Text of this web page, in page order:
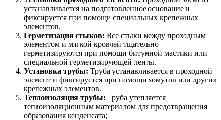
устанавливается на подготовленное основание и
фиксируется при помощи специальных крепежных
элементов.
Герметизация стыков: Все стыки между проходным
элементом и мягкой кровлей тщательно
герметизируются при помощи битумной мастики или
специальной герметизирующей ленты.
Установка трубы: Труба устанавливается в проходной
элемент и фиксируется при помощи хомутов или других
крепежных элементов.
Теплоизоляция трубы: Труба утепляется
теплоизоляционным материалом для предотвращения
образования конденсата;